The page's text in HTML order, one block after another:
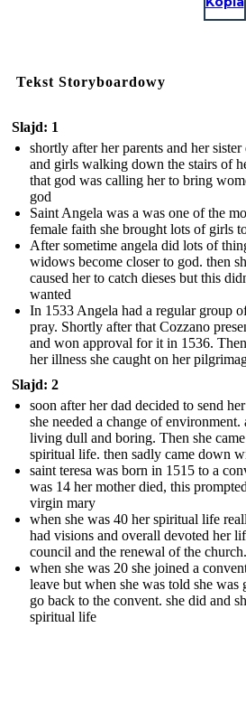
Tekst Storyboardowy
Slajd: 1
shortly after her parents and her
and girls walking down the stairs of
that god was calling her to bring
god
Saint Angela was a was one of the
female faith she brought lots of girls
After sometime angela did lots of
widows become closer to god. then
caused her to catch dieses but this
wanted
In 1533 Angela had a regular group
pray. Shortly after that Cozzano
and won approval for it in 1536.
her illness she caught on her
Slajd: 2
soon after her dad decided to send
she needed a change of
living dull and boring. Then she
spiritual life. then sadly came down
saint teresa was born in 1515 to a
was 14 her mother died, this
virgin mary
when she was 40 her spiritual life
had visions and overall devoted her
council and the renewal of the church.
when she was 20 she joined a
leave but when she was told she
go back to the convent. she did and
spiritual life